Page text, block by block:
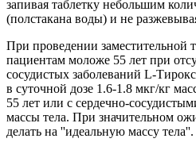
запивая таблетку небольшим
(полстакана воды) и не
При проведении заместительной
пациентам моложе 55 лет при
сосудистых заболеваний L-
в суточной дозе 1.6-1.8 мкг/кг
55 лет или с сердечно-
массы тела. При значительном
делать на ''идеальную массу тела''.